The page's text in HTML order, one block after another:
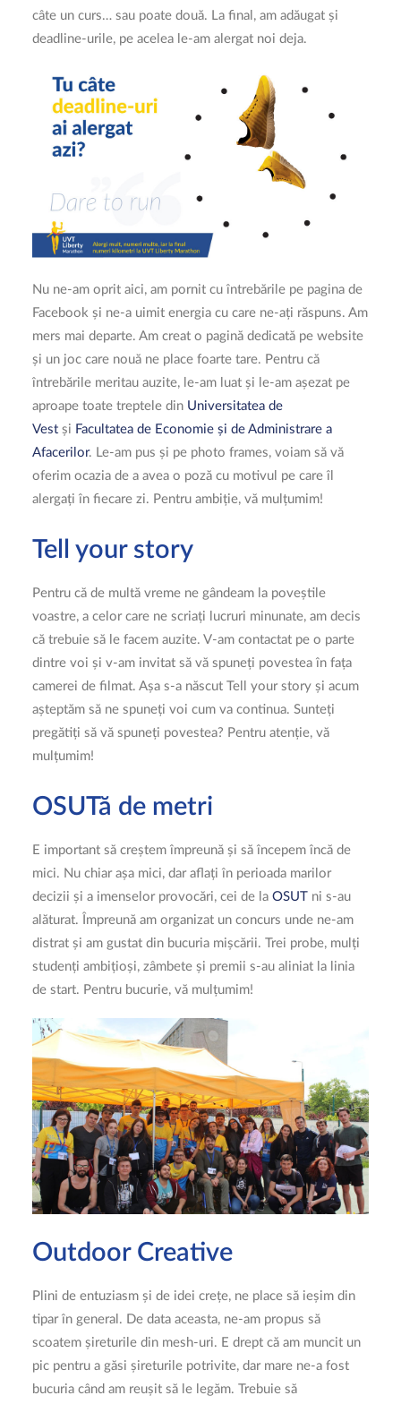
câte un curs… sau poate două. La final, am adăugat și
deadline-urile, pe acelea le-am alergat noi deja.
Nu ne-am oprit aici, am pornit cu întrebările pe pagina de
Facebook și ne-a uimit energia cu care ne-ați răspuns. Am
mers mai departe. Am creat o pagină dedicată pe website
și un joc care nouă ne place foarte tare. Pentru că
întrebările meritau auzite, le-am luat și le-am așezat pe
aproape toate treptele din Universitatea de
Vest și Facultatea de Economie și de Administrare a
Afacerilor. Le-am pus și pe photo frames, voiam să vă
oferim ocazia de a avea o poză cu motivul pe care îl
alergați în fiecare zi. Pentru ambiție, vă mulțumim!
Tell your story
Pentru că de multă vreme ne gândeam la poveștile
voastre, a celor care ne scriați lucruri minunate, am decis
că trebuie să le facem auzite. V-am contactat pe o parte
dintre voi și v-am invitat să vă spuneți povestea în fața
camerei de filmat. Așa s-a născut Tell your story și acum
așteptăm să ne spuneți voi cum va continua. Sunteți
pregătiți să vă spuneți povestea? Pentru atenție, vă
mulțumim!
OSUTă de metri
E important să creștem împreună și să începem încă de
mici. Nu chiar așa mici, dar aflați în perioada marilor
decizii și a imenselor provocări, cei de la OSUT ni s-au
alăturat. Împreună am organizat un concurs unde ne-am
distrat și am gustat din bucuria mișcării. Trei probe, mulți
studenți ambițioși, zâmbete și premii s-au aliniat la linia
de start. Pentru bucurie, vă mulțumim!
Outdoor Creative
Plini de entuziasm și de idei crețe, ne place să ieșim din
tipar în general. De data aceasta, ne-am propus să
scoatem șireturile din mesh-uri. E drept că am muncit un
pic pentru a găsi șireturile potrivite, dar mare ne-a fost
bucuria când am reușit să le legăm. Trebuie să